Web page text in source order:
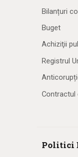
Bilanțuri
Buget
Achiziţii
Registrul
Contractul
Politici